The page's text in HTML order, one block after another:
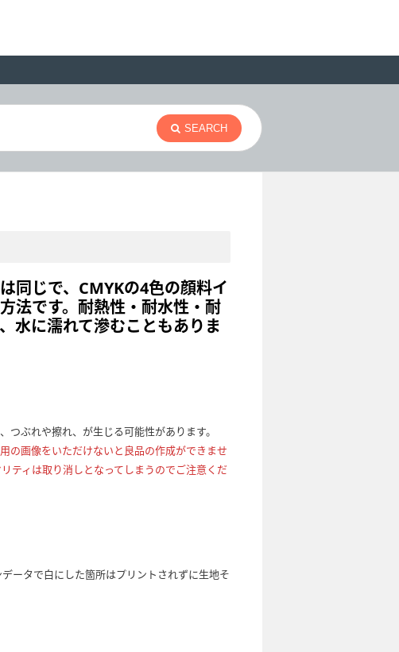
SEARCH
同じで、CMYKの4色の顔料イ
法です。耐熱性・耐水性・耐
水に濡れて滲むこともありま
ぶれや擦れ、が生じる可能性があります。
の画像をいただけないと良品の作成ができませ
ティは取り消しとなってしまうのでご注意くだ
ータで白にした箇所はプリントされずに生地そ